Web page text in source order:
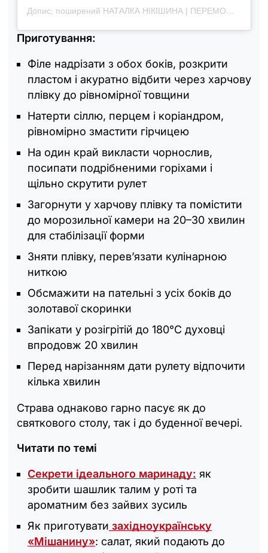
Допис, поширений НАТАЛКА НІКІШИНА | ПЕРЕМОЖНИЦЯ МАСТЕРШЕФ 14 (@nikiishiina)
Приготування:
Філе надрізати з обох боків, розкрити
пластом і акуратно відбити через харчову
плівку до рівномірної товщини
Натерти сіллю, перцем і коріандром,
рівномірно змастити гірчицею
На один край викласти чорнослив,
посипати подрібненими горіхами і
щільно скрутити рулет
Загорнути у харчову плівку та помістити
до морозильної камери на 20–30 хвилин
для стабілізації форми
Зняти плівку, перевʼязати кулінарною
ниткою
Обсмажити на пательні з усіх боків до
золотавої скоринки
Запікати у розігрітій до 180°C духовці
впродовж 20 хвилин
Перед нарізанням дати рулету відпочити
кілька хвилин
Страва однаково гарно пасує як до
святкового столу, так і до буденної вечері.
Читати по темі
Секрети ідеального маринаду: як
зробити шашлик талим у роті та
ароматним без зайвих зусиль
Як приготувати західноукраїнську
«Мішанину»: салат, який подають до